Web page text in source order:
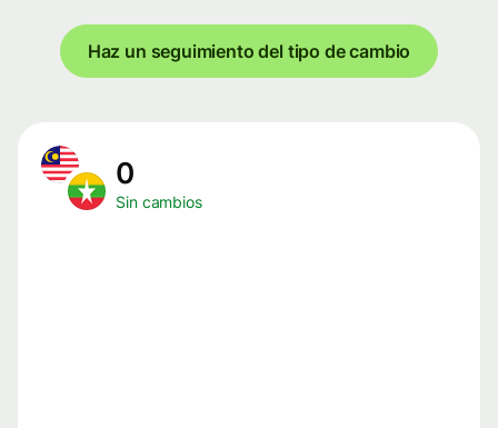
Haz un seguimiento del tipo de cambio
0
Sin cambios